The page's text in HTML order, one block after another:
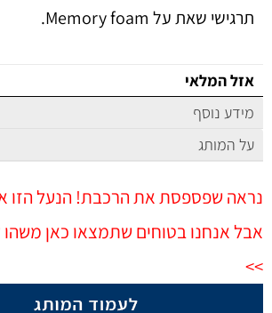
תרגישי שאת על Memory foam.
אזל המלאי
מידע נוסף
על המותג
נראה שפספסת את הרכבת! הנעל הזו
אבל אנחנו בטוחים שתמצאו כאן משהו
>>